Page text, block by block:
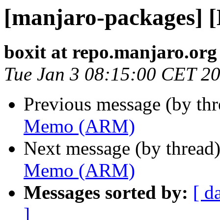
[manjaro-packages]
boxit at repo.manjaro.org
Tue Jan 3 08:15:00 CET
Previous message (by
Memo (ARM)
Next message (by
Memo (ARM)
Messages sorted by: [
]